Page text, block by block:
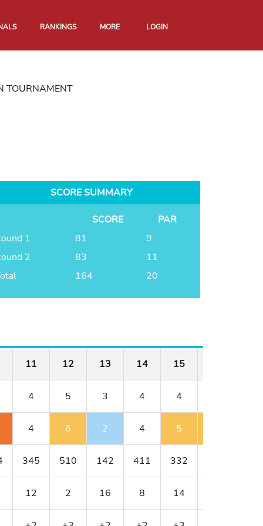
RANKINGS MORE LOGIN
TOURNAMENT
SCORE SUMMARY
SCORE
PAR
1
81
9
2
83
11
164 20
11 12 13 14 15
4 5 3 4 4
4 6 2 4 5
345 510 142 411 332
12 2 16 8 14